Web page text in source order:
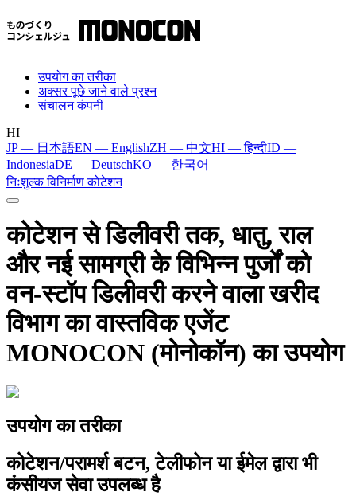
उपयोग का तरीका
अक्सर पूछे जाने वाले प्रश्न
संचालन कंपनी
HI
JP — 日本語EN — EnglishZH — 中文HI — हिन्दीID —
IndonesiaDE — DeutschKO — 한국어
निःशुल्क विनिर्माण कोटेशन
कोटेशन से डिलीवरी तक, धातु, राल
और नई सामग्री के विभिन्न पुर्जों को
वन-स्टॉप डिलीवरी करने वाला खरीद
विभाग का वास्तविक एजेंट
MONOCON (मोनोकॉन) का उपयोग
उपयोग का तरीका
कोटेशन/परामर्श बटन, टेलीफोन या ईमेल द्वारा भी
कंसीयज सेवा उपलब्ध है